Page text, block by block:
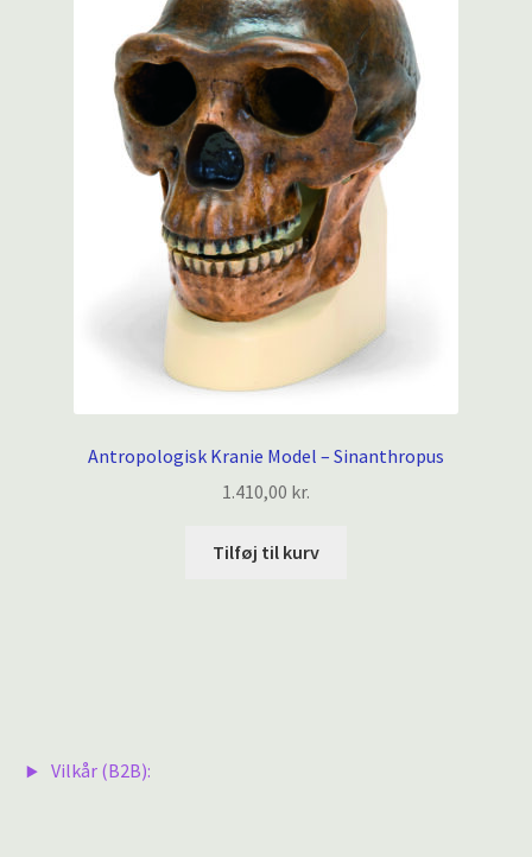
Antropologisk Kranie Model – Sinanthropus
1.410,00 kr.
Tilføj til kurv
Vilkår (B2B):